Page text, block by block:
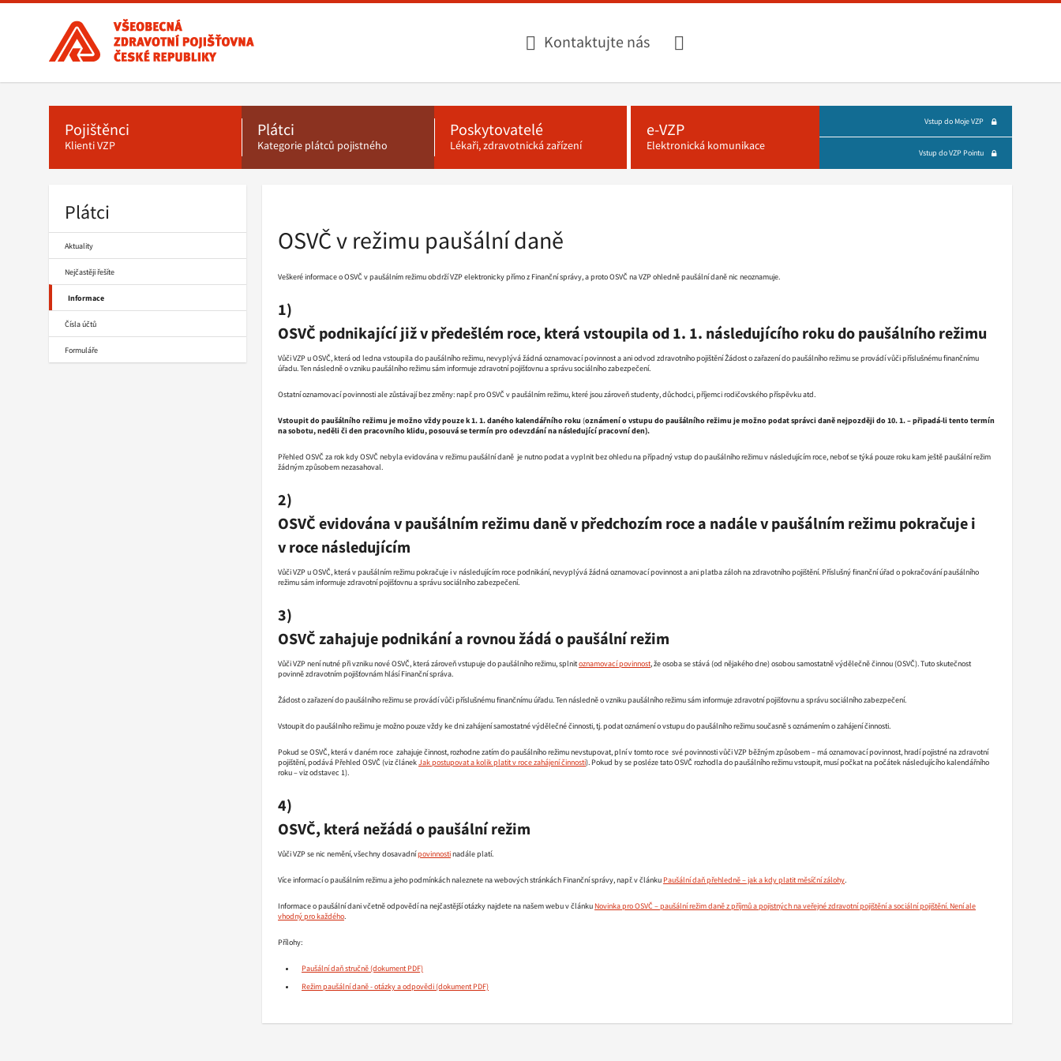
Všeobecná
zdravotní
pojišťovna
ČR,
hlavní
stránka
Kontaktujte nás
Pojištěnci
Klienti VZP
Plátci
Kategorie plátců pojistného
Poskytovatelé
Lékaři, zdravotnická zařízení
e-VZP
Elektronická komunikace
Vstup do Moje VZP
Vstup do VZP Pointu
Plátci
Aktuality
Nejčastěji řešíte
Informace
Čísla účtů
Formuláře
OSVČ v režimu paušální daně
Veškeré informace o OSVČ v paušálním režimu obdrží VZP elektronicky přímo z Finanční správy, a proto OSVČ na VZP ohledně paušální daně nic neoznamuje.
1)
OSVČ podnikající již v předešlém roce, která vstoupila od 1. 1. následujícího roku do paušálního režimu
Vůči VZP u OSVČ, která od ledna vstoupila do paušálního režimu, nevyplývá žádná oznamovací povinnost a ani odvod zdravotního pojištění Žádost o zařazení do paušálního režimu se provádí vůči příslušnému finančnímu
úřadu. Ten následně o vzniku paušálního režimu sám informuje zdravotní pojišťovnu a správu sociálního zabezpečení.
Ostatní oznamovací povinnosti ale zůstávají bez změny: např. pro OSVČ v paušálním režimu, které jsou zároveň studenty, důchodci, příjemci rodičovského příspěvku atd.
Vstoupit do paušálního režimu je možno vždy pouze k 1. 1. daného kalendářního roku (oznámení o vstupu do paušálního režimu je možno podat správci daně nejpozději do 10. 1. – připadá-li tento termín
na sobotu, neděli či den pracovního klidu, posouvá se termín pro odevzdání na následující pracovní den).
Přehled OSVČ za rok kdy OSVČ nebyla evidována v režimu paušální daně je nutno podat a vyplnit bez ohledu na případný vstup do paušálního režimu v následujícím roce, neboť se týká pouze roku kam ještě paušální režim
žádným způsobem nezasahoval.
2)
OSVČ evidována v paušálním režimu daně v předchozím roce a nadále v paušálním režimu pokračuje i
v roce následujícím
Vůči VZP u OSVČ, která v paušálním režimu pokračuje i v následujícím roce podnikání, nevyplývá žádná oznamovací povinnost a ani platba záloh na zdravotního pojištění. Příslušný finanční úřad o pokračování paušálního
režimu sám informuje zdravotní pojišťovnu a správu sociálního zabezpečení.
3)
OSVČ zahajuje podnikání a rovnou žádá o paušální režim
Vůči VZP není nutné při vzniku nové OSVČ, která zároveň vstupuje do paušálního režimu, splnitoznamovací povinnost, že osoba se stává (od nějakého dne) osobou samostatně výdělečně činnou (OSVČ). Tuto skutečnost
povinně zdravotním pojišťovnám hlásí Finanční správa.
Žádost o zařazení do paušálního režimu se provádí vůči příslušnému finančnímu úřadu. Ten následně o vzniku paušálního režimu sám informuje zdravotní pojišťovnu a správu sociálního zabezpečení.
Vstoupit do paušálního režimu je možno pouze vždy ke dni zahájení samostatné výdělečné činnosti, tj. podat oznámení o vstupu do paušálního režimu současně s oznámením o zahájení činnosti.
Pokud se OSVČ, která v daném roce zahajuje činnost, rozhodne zatím do paušálního režimu nevstupovat, plní v tomto roce své povinnosti vůči VZP běžným způsobem – má oznamovací povinnost, hradí pojistné na zdravotní
pojištění, podává Přehled OSVČ (viz článekJak postupovat a kolik platit v roce zahájení činnosti). Pokud by se posléze tato OSVČ rozhodla do paušálního režimu vstoupit, musí počkat na počátek následujícího kalendářního
roku – viz odstavec 1).
4)
OSVČ, která nežádá o paušální režim
Vůči VZP se nic nemění, všechny dosavadnípovinnostinadále platí.
Více informací o paušálním režimu a jeho podmínkách naleznete na webových stránkách Finanční správy, např. v článku Paušální daň přehledně – jak a kdy platit měsíční zálohy.
Informace o paušální dani včetně odpovědí na nejčastější otázky najdete na našem webu v článku Novinka pro OSVČ – paušální režim daně z příjmů a pojistných na veřejné zdravotní pojištění a sociální pojištění. Není ale
vhodný pro každého.
Přílohy:
Paušální daň stručně
Režim paušální daně - otázky a odpovědi